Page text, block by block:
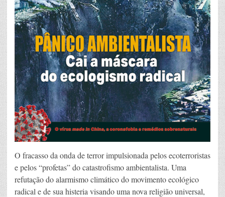
O fracasso da onda de terror impulsionada pelos ecoterroristas
e pelos “profetas” do catastrofismo ambientalista. Uma
refutação do alarmismo climático do movimento ecológico
radical e de sua histeria visando uma nova religião universal,